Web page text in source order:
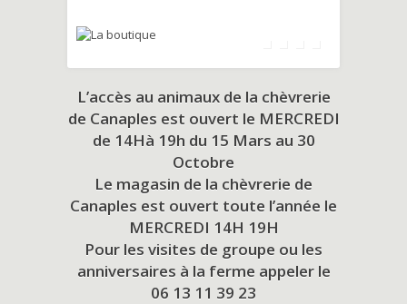
L’accès au animaux de la chèvrerie
de Canaples est ouvert le MERCREDI
de 14Hà 19h du 15 Mars au 30
Octobre
Le magasin de la chèvrerie de
Canaples est ouvert toute l’année le
MERCREDI 14H 19H
Pour les visites de groupe ou les
anniversaires à la ferme appeler le
06 13 11 39 23